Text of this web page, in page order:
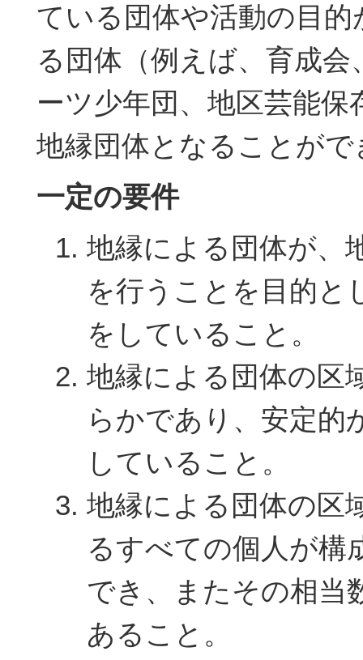
ている団体や活動の目
る団体（例えば、育成会
ーツ少年団、地区芸能保
地縁団体となることが
一定の要件
地縁による団体が、
を行うことを目的と
をしていること。
地縁による団体の区
らかであり、安定的
していること。
地縁による団体の区
るすべての個人が構
でき 、またその相当
あること。